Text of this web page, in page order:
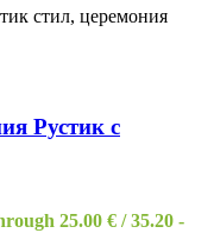
Рустик с
25.00 € / 35.20 -